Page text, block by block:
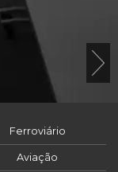
Ferroviário
Aviação